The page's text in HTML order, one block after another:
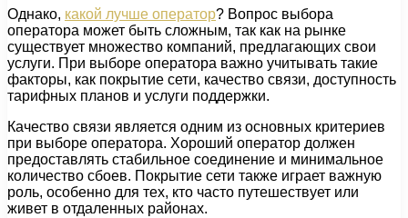
Однако, какой лучше оператор? Вопрос выбора
оператора может быть сложным, так как на рынке
существует множество компаний, предлагающих свои
услуги. При выборе оператора важно учитывать такие
факторы, как покрытие сети, качество связи, доступность
тарифных планов и услуги поддержки.
Качество связи является одним из основных критериев
при выборе оператора. Хороший оператор должен
предоставлять стабильное соединение и минимальное
количество сбоев. Покрытие сети также играет важную
роль, особенно для тех, кто часто путешествует или
живет в отдаленных районах.